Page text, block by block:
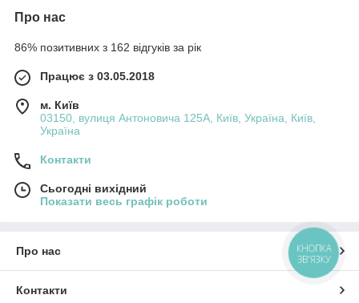
Про нас
86% позитивних з 162 відгуків за рік
Працює з 03.05.2018
м. Київ
03150, вулиця Антоновича 125А, Київ, Україна, Київ,
Україна
Контакти
Сьогодні вихідний
Показати весь графік роботи
Про нас
Контакти
КНОПКА
ЗВ'ЯЗКУ